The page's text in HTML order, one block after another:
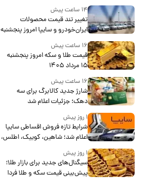
۱۴ ساعت پیش
تغییر تند قیمت محصولات
ایران‌خودرو و سایپا امروز پنجشنبه
۱۵ مرداد ۱۴۰۵ +جدول
۱۶ ساعت پیش
قیمت طلا و سکه امروز پنجشنبه
۱۵ مرداد ۱۴۰۵
۱۶ ساعت پیش
شارژ جدید کالابرگ برای سه
دهک؛ جزئیات اعلام شد
۱ روز پیش
شرایط تازه فروش اقساطی سایپا
اعلام شد؛ شاهین، کوییک، اطلس،
سهند و ساینا با اقساط بلندمدت +
جدول۱ روز پیش
سیگنال‌های جدید برای بازار طلا؛
پیش‌بینی قیمت سکه و طلا فردا